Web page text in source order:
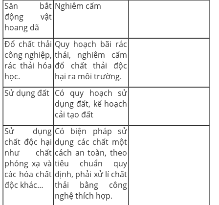
Săn bắt
động vật
hoang dã
Nghiêm cấm
Đổ chất thải
công nghiệp,
rác thải hóa
học.
Quy hoạch bãi rác
thải, nghiêm cấm
đổ chất thải độc
hại ra môi trường.
Sử dụng đất Có quy hoạch sử
dụng đất, kế hoạch
cải tạo đất
Sử dụng
chất độc hại
như chất
phóng xạ và
các hóa chất
độc khác…
Có biện pháp sử
dụng các chất một
cách an toàn, theo
tiêu chuẩn quy
định, phải xử lí chất
thải bằng công
nghệ thích hợp.